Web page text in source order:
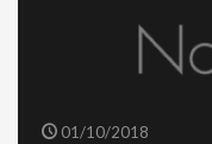
01/10/2018